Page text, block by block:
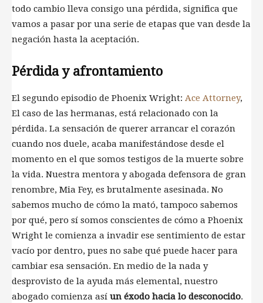
todo cambio lleva consigo una pérdida, significa que
vamos a pasar por una serie de etapas que van desde la
negación hasta la aceptación.
Pérdida y afrontamiento
El segundo episodio de Phoenix Wright: Ace Attorney,
El caso de las hermanas, está relacionado con la
pérdida. La sensación de querer arrancar el corazón
cuando nos duele, acaba manifestándose desde el
momento en el que somos testigos de la muerte sobre
la vida. Nuestra mentora y abogada defensora de gran
renombre, Mia Fey, es brutalmente asesinada. No
sabemos mucho de cómo la mató, tampoco sabemos
por qué, pero sí somos conscientes de cómo a Phoenix
Wright le comienza a invadir ese sentimiento de estar
vacío por dentro, pues no sabe qué puede hacer para
cambiar esa sensación. En medio de la nada y
desprovisto de la ayuda más elemental, nuestro
abogado comienza así un éxodo hacia lo desconocido.